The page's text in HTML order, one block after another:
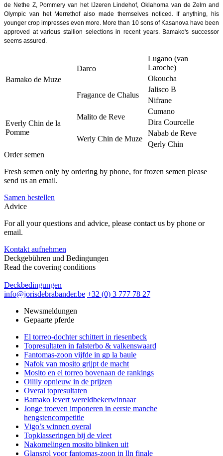
de Nethe Z, Pommery van het IJzeren Lindehof, Oklahoma van de Zelm and
Olympic van het Merrethof also made themselves noticed. If anything, his
younger crop impresses even more. More than 10 sons of Kasanova have been
approved at various stallion selections in recent years. Bamako's successor
seems assured.
Bamako de Muze
Darco
Lugano (van
Laroche)
Okoucha
Fragance de Chalus
Jalisco B
Nifrane
Everly Chin de la
Pomme
Malito de Reve
Cumano
Dira Courcelle
Werly Chin de Muze
Nabab de Reve
Qerly Chin
Order semen
Fresh semen only by ordering by phone, for frozen semen please
send us an email.
Samen bestellen
Advice
For all your questions and advice, please contact us by phone or
email.
Kontakt aufnehmen
Deckgebühren und Bedingungen
Read the covering conditions
Deckbedingungen
info@jorisdebrabander.be +32 (0) 3 777 78 27
Newsmeldungen
Gepaarte pferde
El torreo-dochter schittert in riesenbeck
Topresultaten in falsterbo & valkenswaard
Fantomas-zoon vijfde in gp la baule
Nafok van mosito grijpt de macht
Mosito en el torreo bovenaan de rankings
Oilily opnieuw in de prijzen
Overal topresultaten
Bamako levert wereldbekerwinnaar
Jonge troeven imponeren in eerste manche
hengstencompetitie
Vigo’s winnen overal
Topklasseringen bij de vleet
Nakomelingen mosito blinken uit
Glansrol voor fantomas-zoon in lln finale